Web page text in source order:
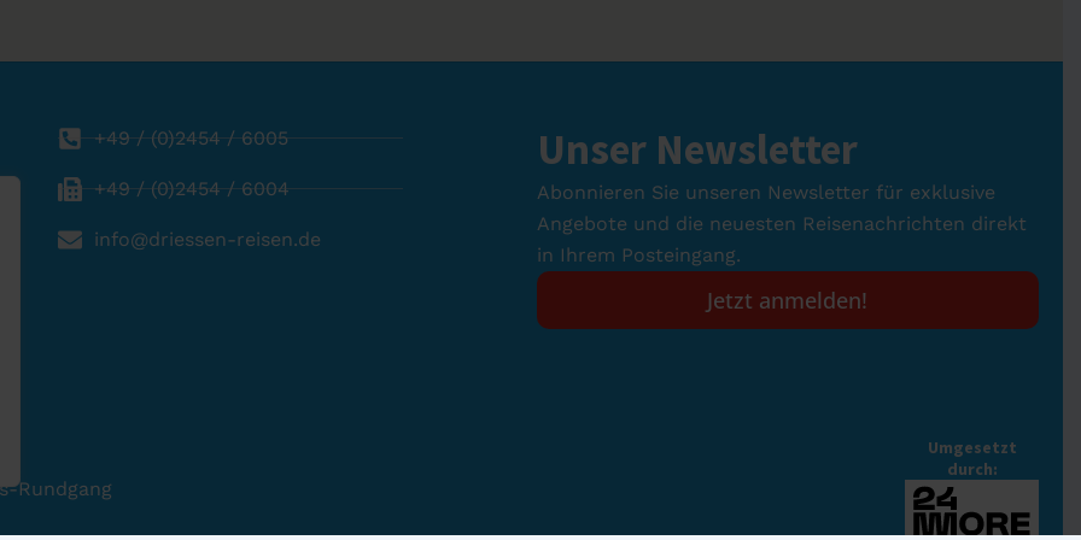
+49 / (0)2454 / 6005
+49 / (0)2454 / 6004
info@driessen-reisen.de
Unser Newsletter
Abonnieren Sie unseren Newsletter für exklusive
Angebote und die neuesten Reisenachrichten direkt
in Ihrem Posteingang.
Jetzt anmelden!
Rundgang
Umgesetzt
durch: